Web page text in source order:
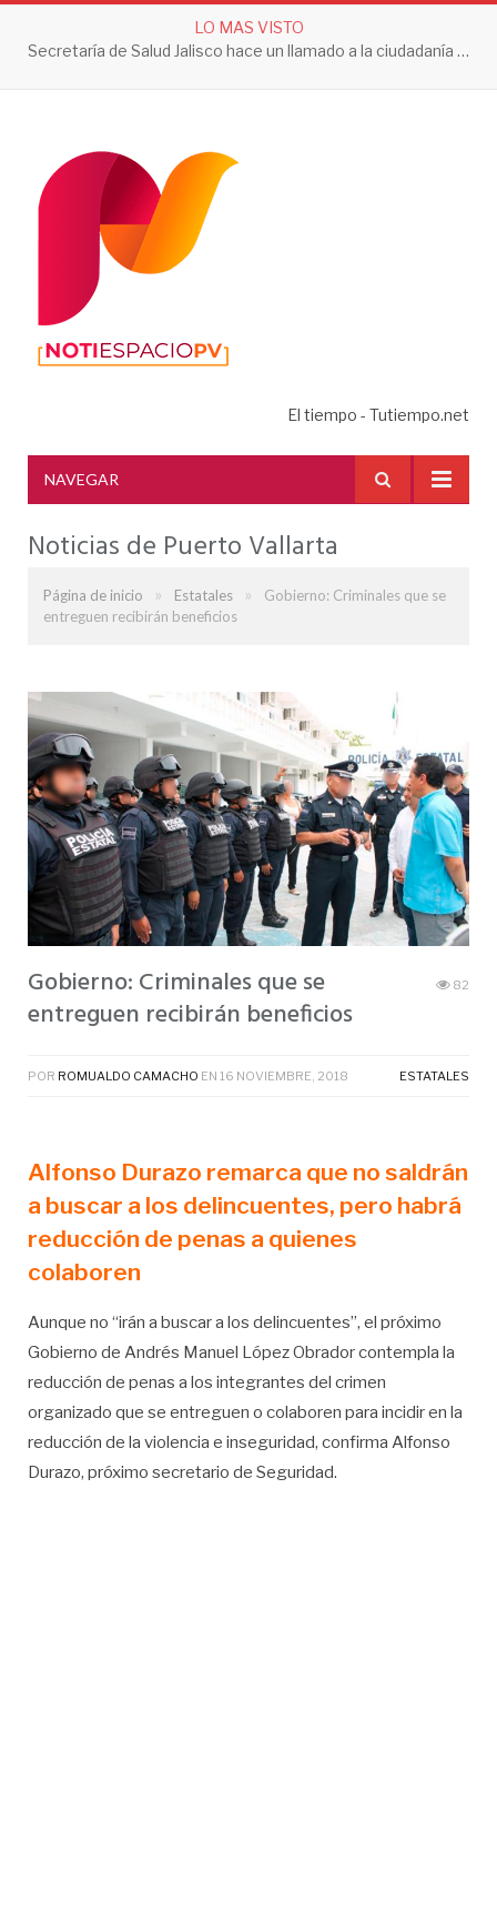
LO MAS VISTO
Secretaría de Salud Jalisco hace un llamado a la ciudadanía a tomar acciones contra el dengue en esta temporada de lluvias
El tiempo - Tutiempo.net
NAVEGAR
Noticias de Puerto Vallarta
Página de inicio » Estatales »
Gobierno: Criminales que se
entreguen recibirán beneficios
Gobierno: Criminales que se
entreguen recibirán beneficios
82
POR ROMUALDO CAMACHO EN 16 NOVIEMBRE, 2018 ESTATALES
Alfonso Durazo remarca que no saldrán
a buscar a los delincuentes, pero habrá
reducción de penas a quienes
colaboren
Aunque no “irán a buscar a los delincuentes”, el próximo
Gobierno de Andrés Manuel López Obrador contempla la
reducción de penas a los integrantes del crimen
organizado que se entreguen o colaboren para incidir en la
reducción de la violencia e inseguridad, confirma Alfonso
Durazo, próximo secretario de Seguridad.